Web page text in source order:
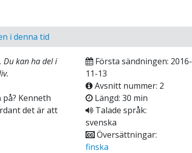
i denna tid
Du kan ha del i
Kenneth
det är att
Första sändningen: 2016-
11-13
Avsnitt nummer: 2
Längd: 30 min
Talade språk:
svenska
Översättningar:
finska